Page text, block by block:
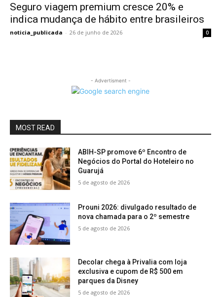
Seguro viagem premium cresce 20% e
indica mudança de hábito entre brasileiros
noticia_publicada - 26 de junho de 2026 0
- Advertisment -
MOST READ
ABIH-SP promove 6º Encontro de
Negócios do Portal do Hoteleiro no
Guarujá
5 de agosto de 2026
Prouni 2026: divulgado resultado de
nova chamada para o 2º semestre
5 de agosto de 2026
Decolar chega à Privalia com loja
exclusiva e cupom de R$ 500 em
parques da Disney
5 de agosto de 2026